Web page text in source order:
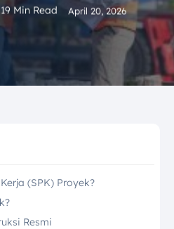
19Min Read April 20, 2026
(SPK) Proyek?
Resmi